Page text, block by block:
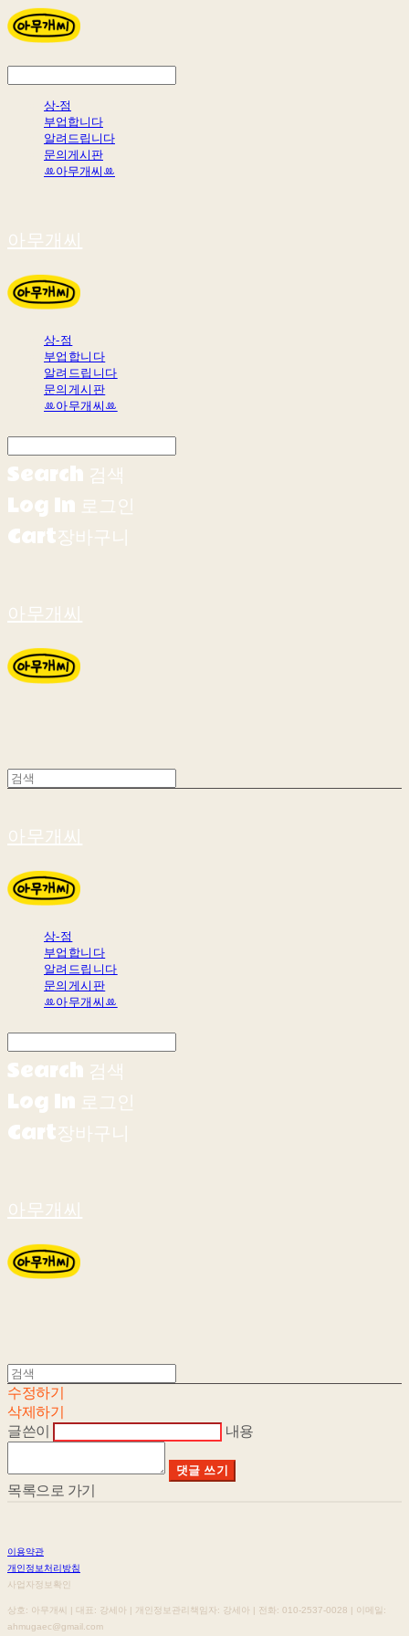
상-점
부업합니다
알려드립니다
문의게시판
ꔛ아무개씨ꔛ
아무개씨
상-점
부업합니다
알려드립니다
문의게시판
ꔛ아무개씨ꔛ
Search 검색
Log In 로그인
Cart장바구니
아무개씨
아무개씨
상-점
부업합니다
알려드립니다
문의게시판
ꔛ아무개씨ꔛ
Search 검색
Log In 로그인
Cart장바구니
아무개씨
수정하기
삭제하기
글쓴이
내용
댓글 쓰기
목록으로 가기
이용약관
개인정보처리방침
사업자정보확인
상호: 아무개씨 | 대표: 강세아 | 개인정보관리책임자: 강세아 | 전화: 010-2537-0028 | 이메일:
ahmugaec@gmail.com